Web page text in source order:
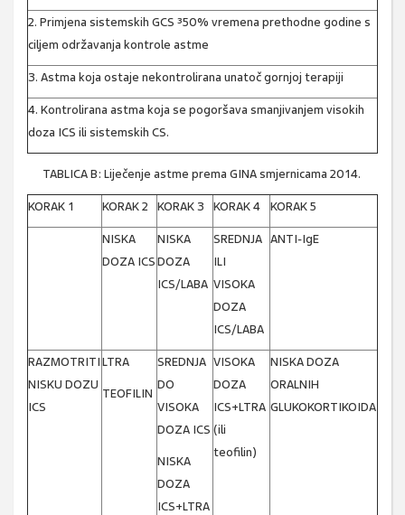
2. Primjena sistemskih GCS ³50% vremena prethodne godine s
ciljem održavanja kontrole astme
3. Astma koja ostaje nekontrolirana unatoč gornjoj terapiji
4. Kontrolirana astma koja se pogoršava smanjivanjem visokih
doza ICS ili sistemskih CS.
TABLICA B: Liječenje astme prema GINA smjernicama 2014.
KORAK 1 KORAK 2 KORAK 3 KORAK 4 KORAK 5
NISKA
DOZA ICS
NISKA
DOZA
ICS/LABA
SREDNJA
ILI
VISOKA
DOZA
ICS/LABA
ANTI-IgE
RAZMOTRITI
NISKU DOZU
ICS
LTRA
TEOFILIN
SREDNJA
DO
VISOKA
DOZA ICS
NISKA
DOZA
ICS+LTRA
VISOKA
DOZA
ICS+LTRA
(ili
teofilin)
NISKA DOZA
ORALNIH
GLUKOKORTIKOIDA